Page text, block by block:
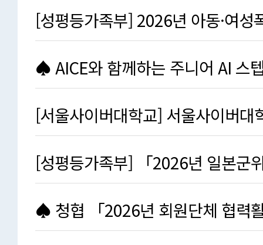
[성평등가족부] 2026년 아동·여성
♠ AICE와 함께하는 주니어 AI 스
[서울사이버대학교] 서울사이버대
[성평등가족부] 「2026년 일본군
♠ 청협 「2026년 회원단체 협력